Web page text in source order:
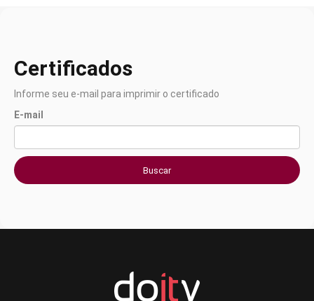
Certificados
Informe seu e-mail para imprimir o certificado
E-mail
Buscar